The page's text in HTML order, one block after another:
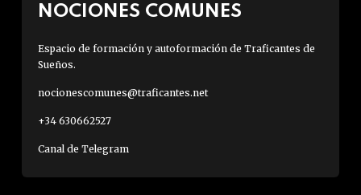
NOCIONES COMUNES
Espacio de formación y autoformación de Traficantes de
Sueños.
nocionescomunes@traficantes.net
+34 630662527
Canal de Telegram